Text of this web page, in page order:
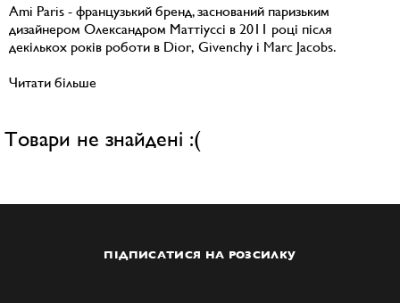
Ami Paris - французький бренд, заснований паризьким
дизайнером Олександром Маттіуссі в 2011 році після
декількох років роботи в Dior, Givenchy і Marc Jacobs.
Читати більше
Товари не знайдені :(
ПІДПИСАТИСЯ НА РОЗСИЛКУ